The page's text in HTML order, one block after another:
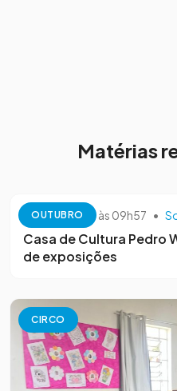
Matérias
OUTUBRO
13 de outubro às 09h57 •
Casa de Cultura Pedro
de exposições
CIRCO